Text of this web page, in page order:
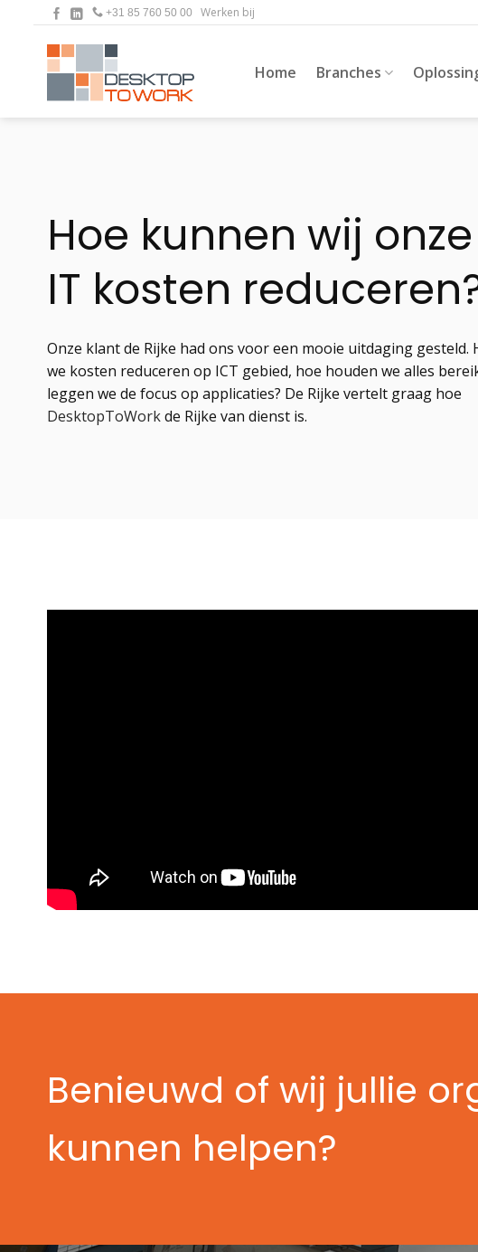
+31 85 760 50 00 Werken bij
Home Branches
Hoe kunnen wij onze
IT kosten
Onze klant de Rijke had ons voor een mooie uitdaging gesteld.
we kosten reduceren op ICT gebied, hoe houden we alles
leggen we de focus op applicaties? De Rijke vertelt graag hoe
DesktopToWorkde Rijke van dienst is.
Benieuwd of wij jullie
kunnen helpen?